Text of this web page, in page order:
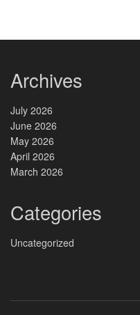
Archives
July 2026
June 2026
May 2026
April 2026
March 2026
Categories
Uncategorized